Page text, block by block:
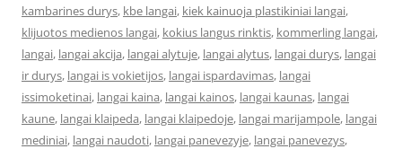
kambarines durys, kbe langai, kiek kainuoja plastikiniai langai,
klijuotos medienos langai, kokius langus rinktis, kommerling langai,
langai, langai akcija, langai alytuje, langai alytus, langai durys, langai
ir durys, langai is vokietijos, langai ispardavimas, langai
issimoketinai, langai kaina, langai kainos, langai kaunas, langai
kaune, langai klaipeda, langai klaipedoje, langai marijampole, langai
mediniai, langai naudoti, langai panevezyje, langai panevezys,